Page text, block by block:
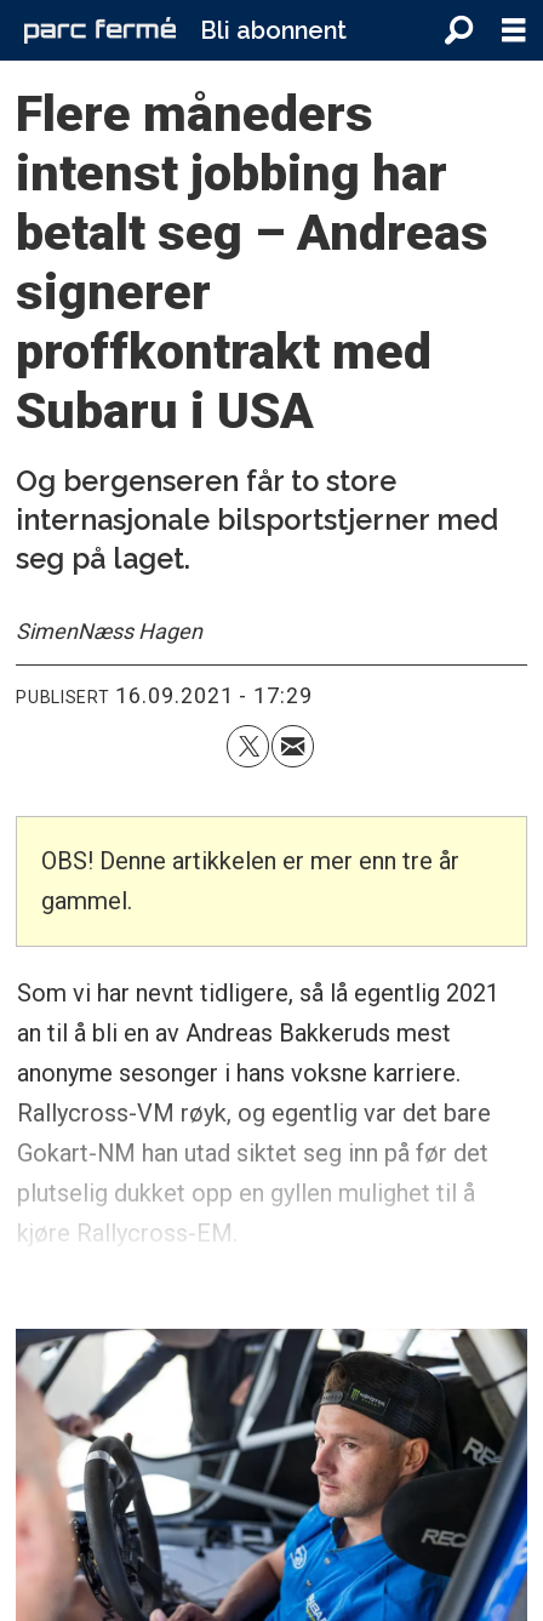
Bli abonnent
Flere måneders
intenst jobbing har
betalt seg – Andreas
signerer
proffkontrakt med
Subaru i USA
Og bergenseren får to store
internasjonale bilsportstjerner med
seg på laget.
SimenNæss Hagen
PUBLISERT 16.09.2021 - 17:29
OBS! Denne artikkelen er mer enn tre år
gammel.
Som vi har nevnt tidligere, så lå egentlig 2021
an til å bli en av Andreas Bakkeruds mest
anonyme sesonger i hans voksne karriere.
Rallycross-VM røyk, og egentlig var det bare
Gokart-NM han utad siktet seg inn på før det
plutselig dukket opp en gyllen mulighet til å
kjøre Rallycross-EM.